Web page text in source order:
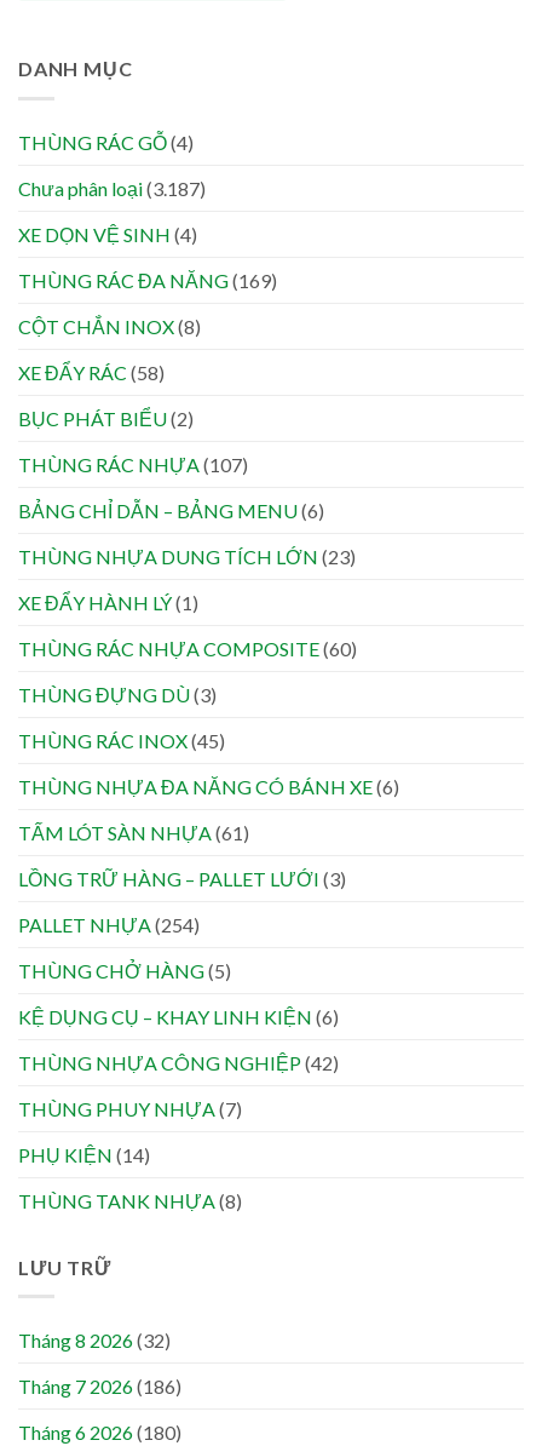
DANH MỤC
THÙNG RÁC GỖ(4)
Chưa phân loại(3.187)
XE DỌN VỆ SINH (4)
THÙNG RÁC ĐA NĂNG(169)
CỘT CHẮN INOX(8)
XE ĐẨY RÁC (58)
BỤC PHÁT BIỂU(2)
THÙNG RÁC NHỰA (107)
BẢNG CHỈ DẪN – BẢNG MENU(6)
THÙNG NHỰA DUNG TÍCH LỚN (23)
XE ĐẨY HÀNH LÝ(1)
THÙNG RÁC NHỰA COMPOSITE(60)
THÙNG ĐỰNG DÙ(3)
THÙNG RÁC INOX(45)
THÙNG NHỰA ĐA NĂNG CÓ BÁNH XE(6)
TẤM LÓT SÀN NHỰA (61)
LỒNG TRỮ HÀNG – PALLET LƯỚI (3)
PALLET NHỰA (254)
THÙNG CHỞ HÀNG(5)
KỆ DỤNG CỤ – KHAY LINH KIỆN (6)
THÙNG NHỰA CÔNG NGHIỆP(42)
THÙNG PHUY NHỰA (7)
PHỤ KIỆN (14)
THÙNG TANK NHỰA (8)
LƯU TRỮ
Tháng 8 2026(32)
Tháng 7 2026(186)
Tháng 6 2026(180)